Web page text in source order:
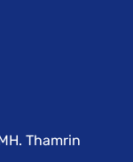
Thamrin